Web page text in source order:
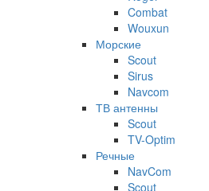
Combat
Wouxun
Морские
Scout
Sirus
Navcom
ТВ антенны
Scout
TV-Optim
Речные
NavCom
Scout